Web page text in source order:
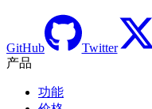
GitHub Twitter
产品
功能